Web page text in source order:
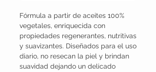
Fórmula a partir de aceites 100%
vegetales, enriquecida con
propiedades regenerantes, nutritivas
y suavizantes. Diseñados para el uso
diario, no resecan la piel y brindan
suavidad dejando un delicado